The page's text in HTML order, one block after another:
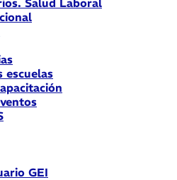
Salud Laboral
escuelas
GEI